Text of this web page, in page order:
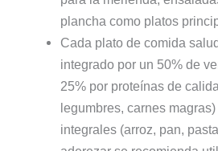
plancha como platos
Cada plato de comida
integrado por un 50% de
25% por proteínas de
legumbres, carnes
integrales (arroz, pan,